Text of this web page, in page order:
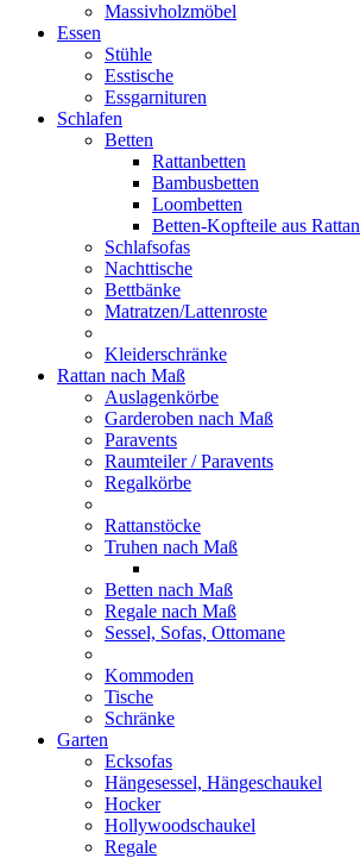
Massivholzmöbel
Essen
Stühle
Esstische
Essgarnituren
Schlafen
Betten
Rattanbetten
Bambusbetten
Loombetten
Betten-Kopfteile aus Rattan
Schlafsofas
Nachttische
Bettbänke
Matratzen/Lattenroste
Kleiderschränke
Rattan nach Maß
Auslagenkörbe
Garderoben nach Maß
Paravents
Raumteiler / Paravents
Regalkörbe
Rattanstöcke
Truhen nach Maß
Betten nach Maß
Regale nach Maß
Sessel, Sofas, Ottomane
Kommoden
Tische
Schränke
Garten
Ecksofas
Hängesessel, Hängeschaukel
Hocker
Hollywoodschaukel
Regale